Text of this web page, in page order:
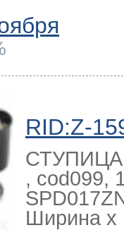
RID:Z-
СТУПИЦА
, cod099,
Ширина х